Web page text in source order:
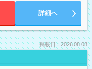
詳細へ
掲載日：2026.08.08